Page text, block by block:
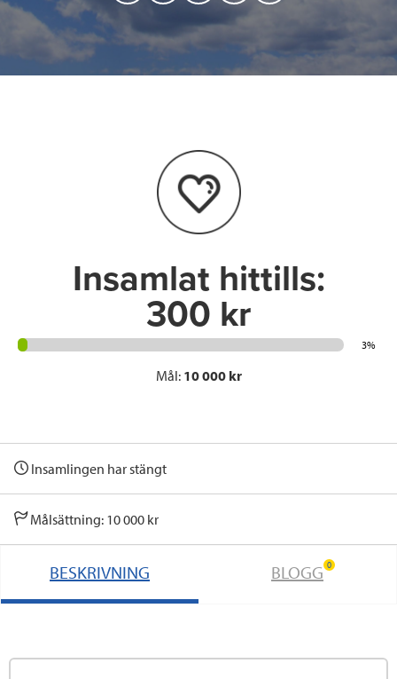
e
i
I
n
a
i
Insamlat hittills:
300 kr
3%
Mål: 10 000 kr
Insamlingen har stängt
Målsättning: 10 000 kr
BESKRIVNING BLOGG 0